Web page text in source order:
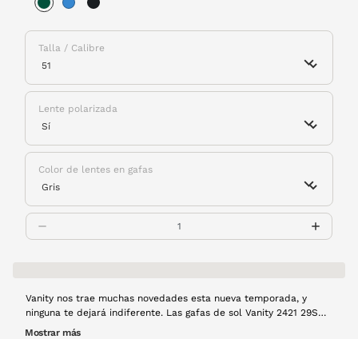
Talla / Calibre
Lente polarizada
Color de lentes en gafas
Vanity nos trae muchas novedades esta nueva temporada, y
ninguna te dejará indiferente. Las gafas de sol Vanity 2421 29S
tienen montura de pasta gruesa con estilo urbano, clásico pero
Mostrar más